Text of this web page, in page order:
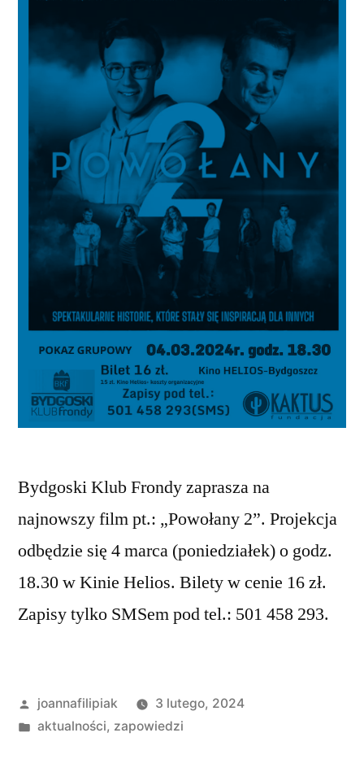
Bydgoski Klub Frondy zaprasza na
najnowszy film pt.: „Powołany 2”. Projekcja
odbędzie się 4 marca (poniedziałek) o godz.
18.30 w Kinie Helios. Bilety w cenie 16 zł.
Zapisy tylko SMSem pod tel.: 501 458 293.
Opublikowane
przez
joannafilipiak
3 lutego, 2024
Opublikowano
aktualności, zapowiedzi